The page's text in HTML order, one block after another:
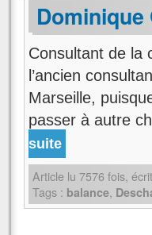
Consultant de la
l’ancien
Marseille,
passer à autre
suite
Article lu 7576 fois, écrit
Tags : balance,